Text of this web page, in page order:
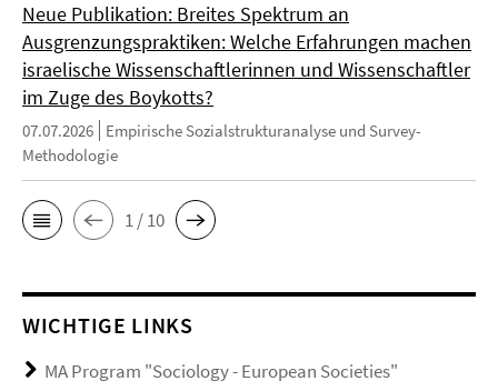
Neue Publikation: Breites Spektrum an
Ausgrenzungspraktiken: Welche Erfahrungen machen
israelische Wissenschaftlerinnen und Wissenschaftler
im Zuge des Boykotts?
07.07.2026
Empirische Sozialstrukturanalyse und Survey-
Methodologie
1 / 10
WICHTIGE LINKS
MA Program "Sociology - European Societies"